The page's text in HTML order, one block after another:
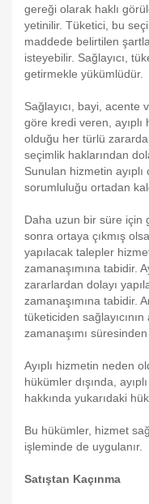
gereği olarak haklı
yetinilir. Tüketici, bu
maddede belirtilen
isteyebilir. Sağlayıcı,
getirmekle yükümlüdür.
Sağlayıcı, bayi, acente
göre kredi veren, ayıplı
olduğu her türlü
seçimlik haklarından
Sunulan hizmetin
sorumluluğu ortadan
Daha uzun bir süre için
sonra ortaya çıkmış
yapılacak talepler
zamanaşımına tabidir.
zararlardan dolayı
zamanaşımına tabidir.
tüketiciden
zamanaşımı
Ayıplı hizmetin neden
hükümler dışında,
hakkında yukarıdaki
Bu hükümler, hizmet
işleminde de uygulanır.
Satıştan Kaçınma